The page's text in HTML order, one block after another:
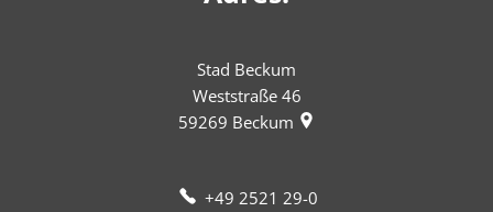
Stad Beckum
Weststraße 46
59269 Beckum
+49 2521 29-0